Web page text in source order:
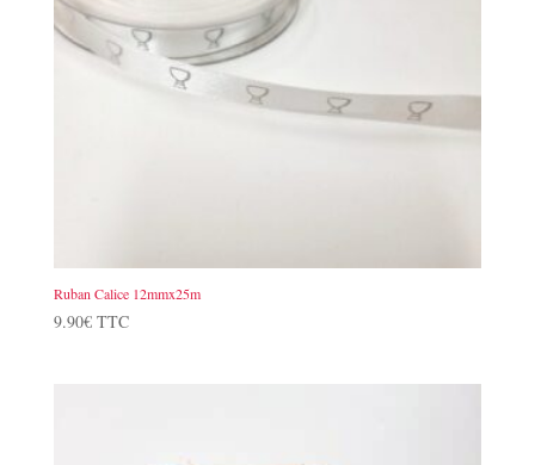
Ruban Calice 12mmx25m
9.90€ TTC